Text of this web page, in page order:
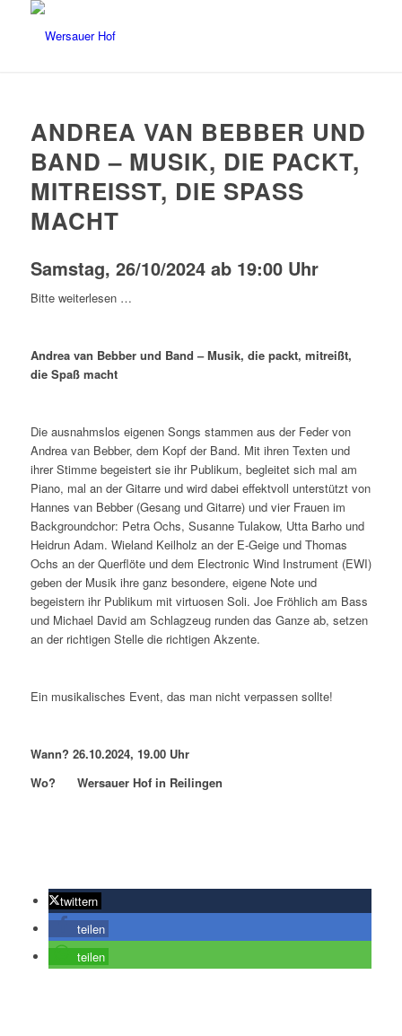
ANDREA VAN BEBBER UND
BAND – MUSIK, DIE PACKT,
MITREISST, DIE SPASS MA
CHT
Samstag, 26/10/2024 ab 19:00 Uhr
Bitte weiterlesen …
Andrea van Bebber und Band – Musik, die packt, mitreißt,
die Spaß macht
Die ausnahmslos eigenen Songs stammen aus der Feder von
Andrea van Bebber, dem Kopf der Band. Mit ihren Texten und
ihrer Stimme begeistert sie ihr Publikum, begleitet sich mal am
Piano, mal an der Gitarre und wird dabei effektvoll unterstützt von
Hannes van Bebber (Gesang und Gitarre) und vier Frauen im
Backgroundchor: Petra Ochs, Susanne Tulakow, Utta Barho und
Heidrun Adam. Wieland Keilholz an der E-Geige und Thomas
Ochs an der Querflöte und dem Electronic Wind Instrument (EWI)
geben der Musik ihre ganz besondere, eigene Note und
begeistern ihr Publikum mit virtuosen Soli. Joe Fröhlich am Bass
und Michael David am Schlagzeug runden das Ganze ab, setzen
an der richtigen Stelle die richtigen Akzente.
Ein musikalisches Event, das man nicht verpassen sollte!
Wann? 26.10.2024, 19.00 Uhr
Wo? Wersauer Hof in Reilingen
twittern
teilen
teilen